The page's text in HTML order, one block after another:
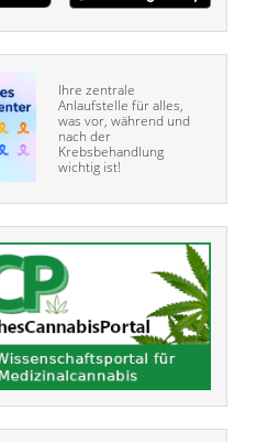
Ihre zentrale
Anlaufstelle für alles,
was vor, während und
nach der
Krebsbehandlung
wichtig ist!